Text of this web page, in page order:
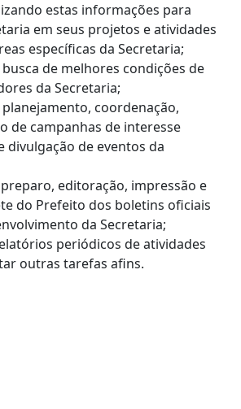
estas informações para
em seus projetos e atividades
específicas da Secretaria;
de melhores condições de
da Secretaria;
coordenação,
de campanhas de interesse
divulgação de eventos da
editoração, impressão e
do Prefeito dos boletins oficiais
da Secretaria;
periódicos de atividades
outras tarefas afins.